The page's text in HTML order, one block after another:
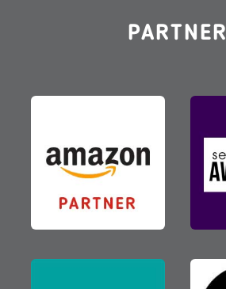
PARTNER